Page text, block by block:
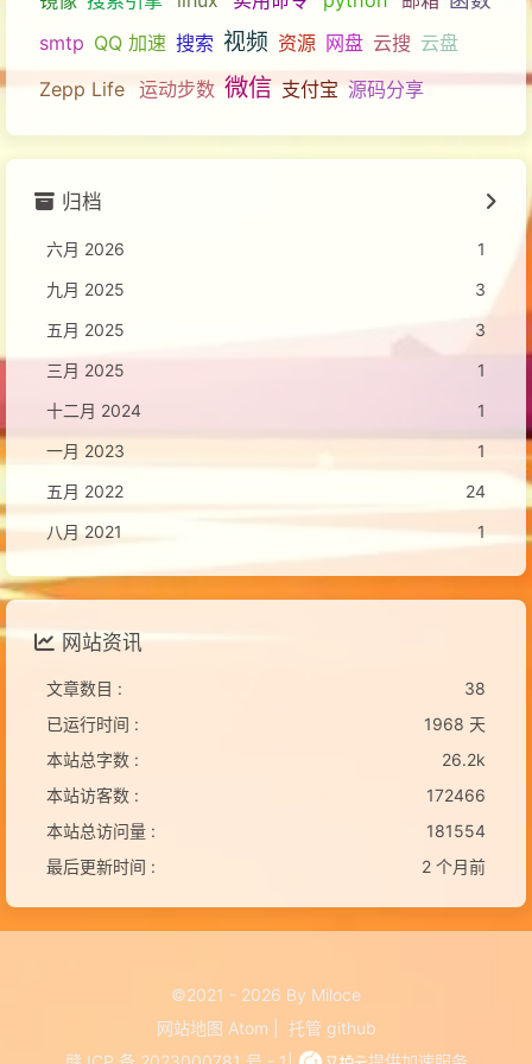
smtp QQ 加速 搜索 视频 资源 网盘 云搜 云盘
Zepp Life 运动步数 微信 支付宝 源码分享
归档
六月 2026
1
九月 2025
3
五月 2025
3
三月 2025
1
十二月 2024
1
一月 2023
1
五月 2022
24
八月 2021
1
网站资讯
文章数目 :
38
已运行时间 :
1968 天
本站总字数 :
26.2k
本站访客数 :
172466
本站总访问量 :
181554
最后更新时间 :
2 个月前
©2021 - 2026 By Miloce
网站地图 Atom 托管 github